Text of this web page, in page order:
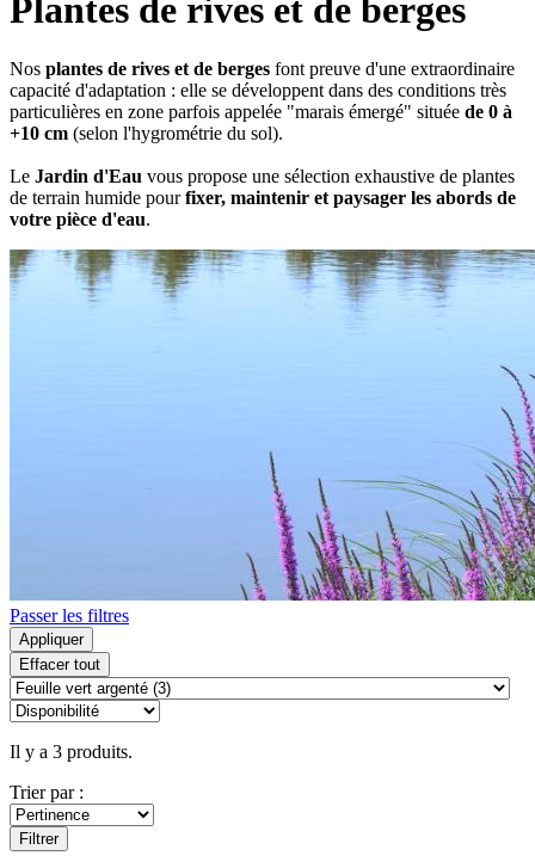
Plantes de rives et de berges
Nos plantes de rives et de berges font preuve d'une extraordinaire
capacité d'adaptation : elle se développent dans des conditions très
particulières en zone parfois appelée "marais émergé" située de 0 à
+10 cm (selon l'hygrométrie du sol).
Le Jardin d'Eau vous propose une sélection exhaustive de plantes
de terrain humide pourfixer, maintenir et paysager les abords de
votre pièce d'eau.
Passer les filtres
Appliquer
Effacer tout
Il y a 3 produits.
Trier par :
Filtrer